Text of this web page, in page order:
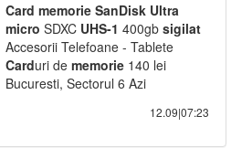
Card memorie SanDisk Ultra
micro SDXC UHS-1 400gb sigilat
Accesorii Telefoane - Tablete
Carduri de memorie 140 lei
Bucuresti, Sectorul 6 Azi
12.09|07:23